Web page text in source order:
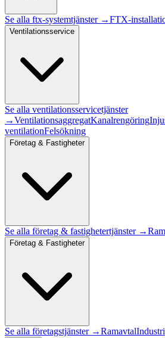
Se alla ftx-systemtjänster →FTX-
Ventilationsservice
Se alla ventilationsservicetjänster
→VentilationsaggregatKanalrengöring
ventilationFelsökning
Företag & Fastigheter
Se alla företag & fastighetertjänster →
Företag & Fastigheter
Se alla företagstjänster →RamavtalIndustri